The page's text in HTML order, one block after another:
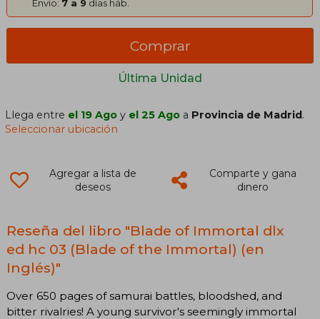
Envío: 7 a 9 días háb.
Última Unidad
Comprar
Llega entre el 19 Ago y el 25 Ago a Provincia de Madrid.
Seleccionar ubicación
Agregar a lista de
deseos
Comparte y gana
dinero
Reseña del libro "Blade of Immortal dlx
ed hc 03 (Blade of the Immortal) (en
Inglés)"
Over 650 pages of samurai battles, bloodshed, and
bitter rivalries! A young survivor's seemingly immortal